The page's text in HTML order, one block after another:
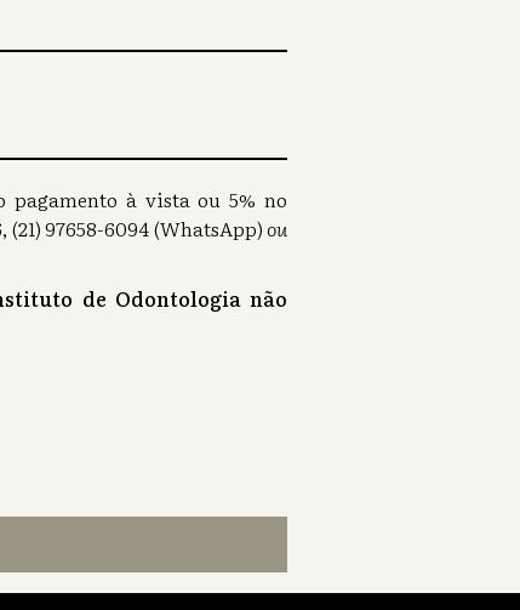
pagamento à vista ou 5% no
(21) 97658-6094 (WhatsApp)ou
de Odontologia não